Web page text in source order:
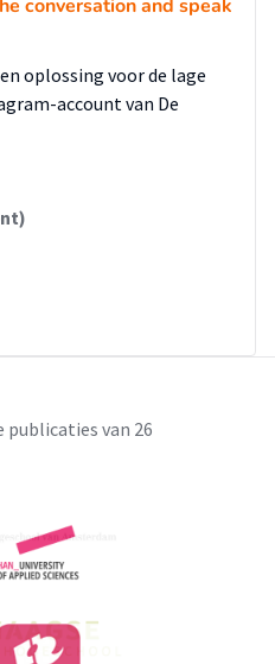
conversation and speak
oplossing voor de lage
account van De
publicaties van 26